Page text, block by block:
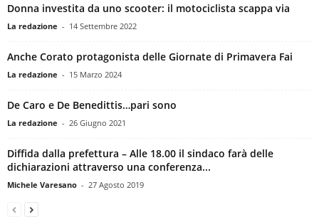
Donna investita da uno scooter: il motociclista scappa via
La redazione - 14 Settembre 2022
Anche Corato protagonista delle Giornate di Primavera Fai
La redazione - 15 Marzo 2024
De Caro e De Benedittis…pari sono
La redazione - 26 Giugno 2021
Diffida dalla prefettura – Alle 18.00 il sindaco farà delle
dichiarazioni attraverso una conferenza...
Michele Varesano - 27 Agosto 2019